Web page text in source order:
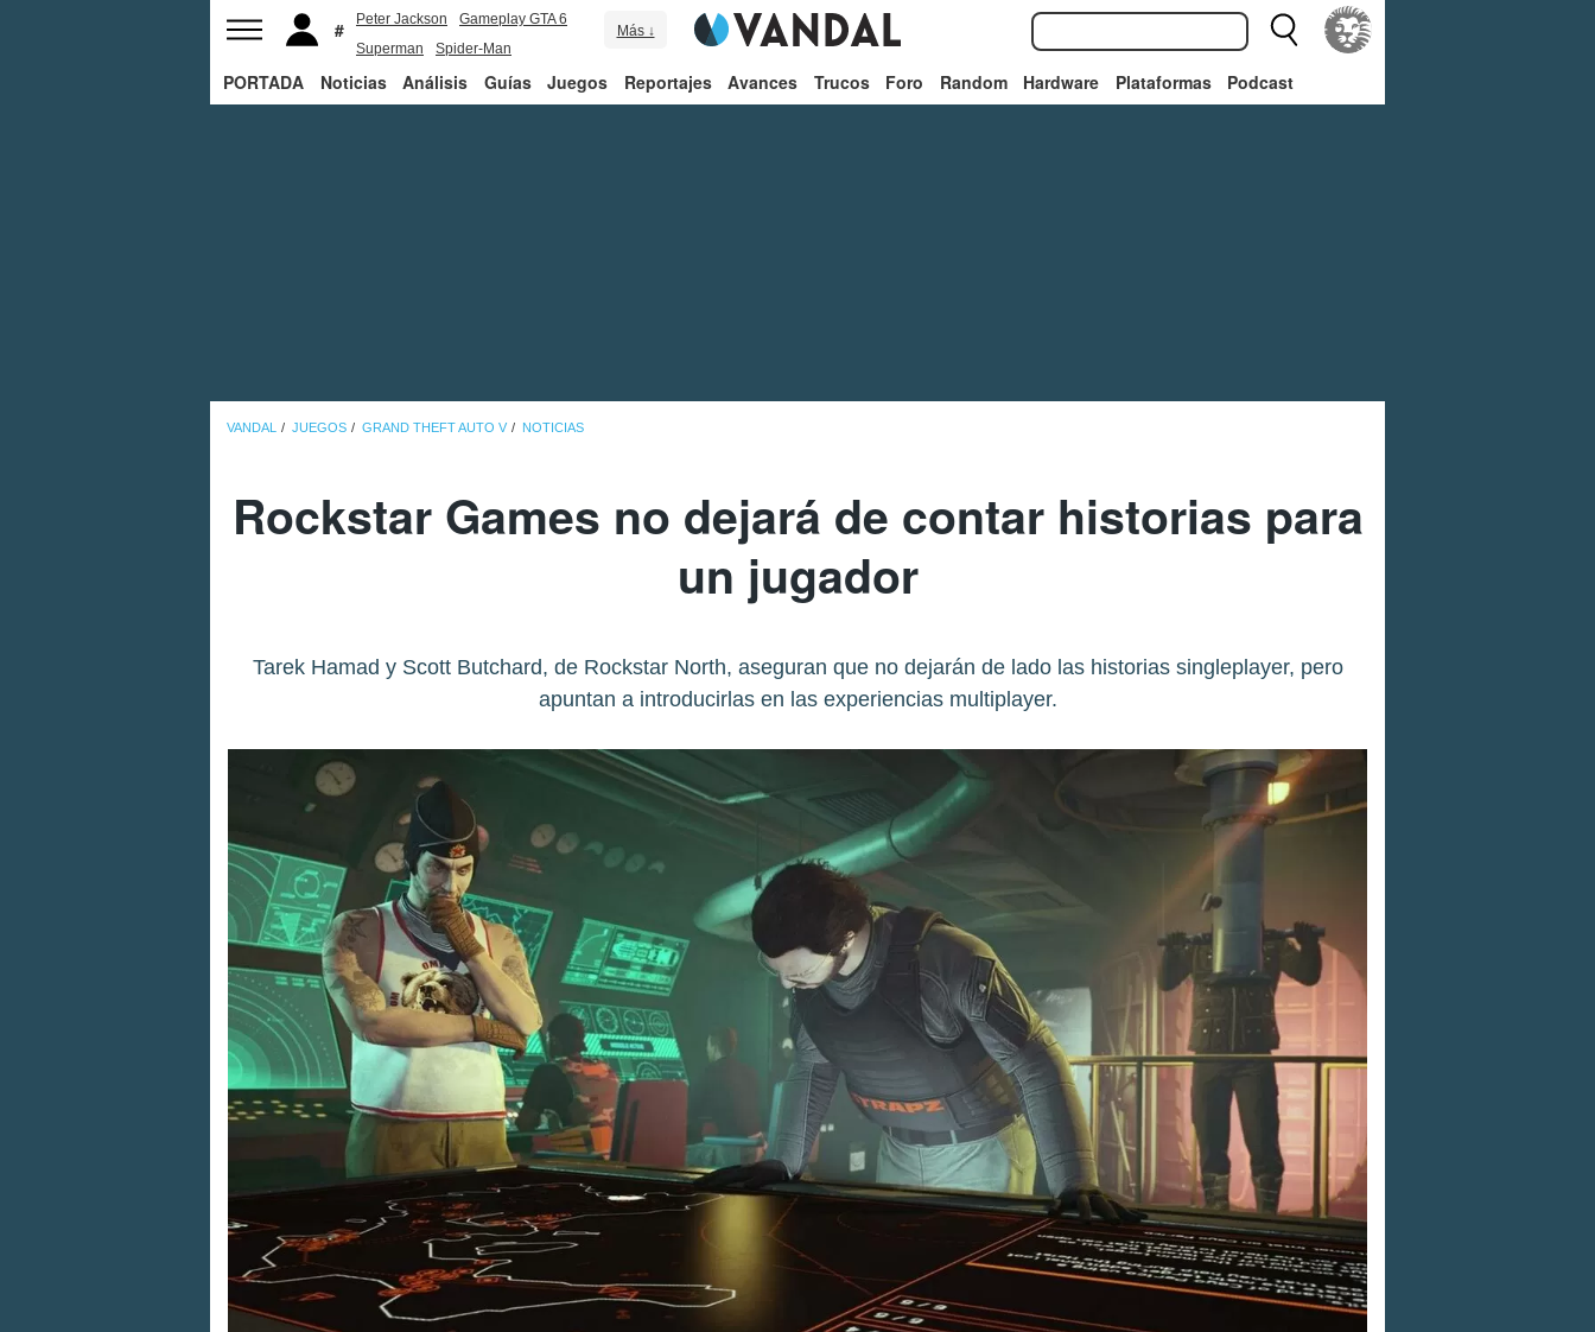
Peter Jackson
Gameplay GTA 6
Superman
Spider-Man
Más ↓
PORTADA Noticias Análisis Guías Juegos Reportajes Avances Trucos Foro Random Hardware Plataformas Podcast
VANDAL JUEGOS GRAND THEFT AUTO V NOTICIAS
Rockstar Games no dejará de contar historias para
un jugador
Tarek Hamad y Scott Butchard, de Rockstar North, aseguran que no dejarán de lado las historias singleplayer, pero
apuntan a introducirlas en las experiencias multiplayer.